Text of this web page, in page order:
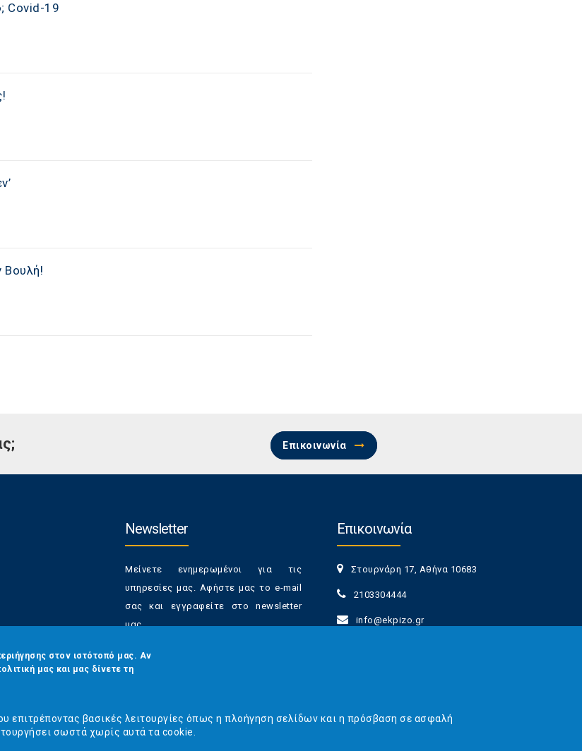
Covid-19
Βουλή!
Επικοινωνία
Newsletter
Μείνετε ενημερωμένοι για τις
υπηρεσίες μας. Αφήστε μας το e-mail
σας και εγγραφείτε στο newsletter
μας.
Έχετε τη δυνατότητα απεγγραφής
από τα newsletters μας ανά πάσα
Email*
Επικοινωνία
Στουρνάρη 17, Αθήνα 10683
2103304444
info@ekpizo.gr
στον ιστότοπό μας. Αν
μας και μας δίνετε τη
επιτρέποντας βασικές λειτουργίες όπως η πλοήγηση σελίδων και η πρόσβαση σε ασφαλή
σωστά χωρίς αυτά τα cookie.